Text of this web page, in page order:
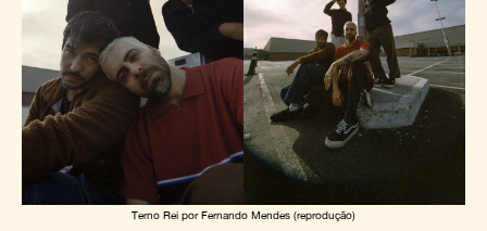
Terno Rei por Fernando Mendes (reprodução)